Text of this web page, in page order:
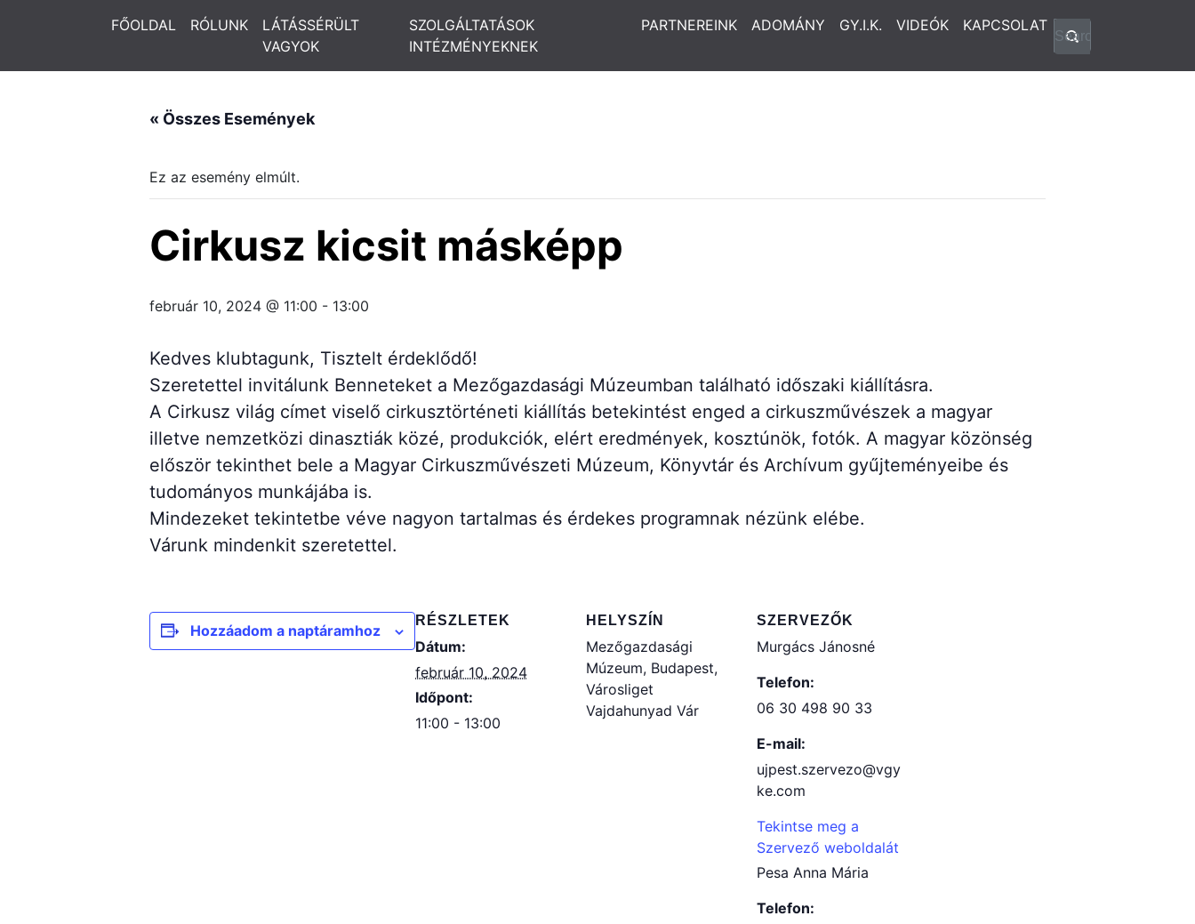
FŐOLDAL RÓLUNK
LÁTÁSSÉRÜLT
VAGYOK
SZOLGÁLTATÁSOK
INTÉZMÉNYEKNEK
PARTNEREINK ADOMÁNY GY.I.K. VIDEÓK KAPCSOLAT
« Összes Események
Ez az esemény elmúlt.
Cirkusz kicsit másképp
február 10, 2024 @ 11:00 - 13:00
Kedves klubtagunk, Tisztelt érdeklődő!
Szeretettel invitálunk Benneteket a Mezőgazdasági Múzeumban található időszaki kiállításra.
A Cirkusz világ címet viselő cirkusztörténeti kiállítás betekintést enged a cirkuszművészek a magyar
illetve nemzetközi dinasztiák közé, produkciók, elért eredmények, kosztúnök, fotók. A magyar közönség
először tekinthet bele a Magyar Cirkuszművészeti Múzeum, Könyvtár és Archívum gyűjteményeibe és
tudományos munkájába is.
Mindezeket tekintetbe véve nagyon tartalmas és érdekes programnak nézünk elébe.
Várunk mindenkit szeretettel.
Hozzáadom a naptáramhoz
RÉSZLETEK
Dátum:
február 10, 2024
Időpont:
11:00 - 13:00
HELYSZÍN
Mezőgazdasági
Múzeum, Budapest,
Városliget
Vajdahunyad Vár
SZERVEZŐK
Murgács Jánosné
Telefon:
06 30 498 90 33
E-mail:
ujpest.szervezo@vgy
ke.com
Tekintse meg a
Szervező weboldalát
Pesa Anna Mária
Telefon: